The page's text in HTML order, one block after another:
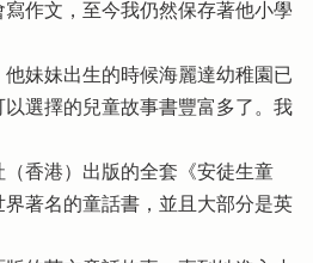
作文，至今我仍然保存著他小學
妹妹出生的時候海麗達幼稚園已
選擇的兒童故事書豐富多了。我
香港）出版的全套《安徒生童
著名的童話書，並且大部分是英